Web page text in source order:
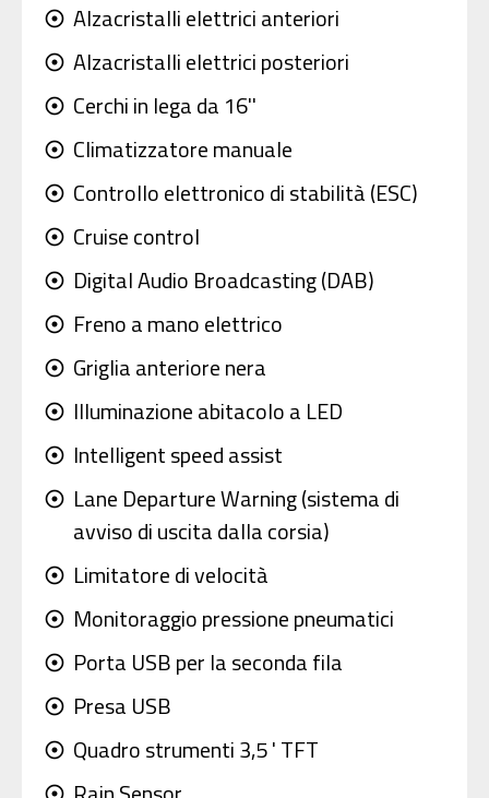
adjust Alzacristalli elettrici anteriori
adjust Alzacristalli elettrici posteriori
adjust Cerchi in lega da 16''
adjust Climatizzatore manuale
adjust Controllo elettronico di stabilità (ESC)
adjust Cruise control
adjust Digital Audio Broadcasting (DAB)
adjust Freno a mano elettrico
adjust Griglia anteriore nera
adjust Illuminazione abitacolo a LED
adjust Intelligent speed assist
adjust Lane Departure Warning (sistema di
avviso di uscita dalla corsia)
adjust Limitatore di velocità
adjust Monitoraggio pressione pneumatici
adjust Porta USB per la seconda fila
adjust Presa USB
adjust Quadro strumenti 3,5 ' TFT
adjust